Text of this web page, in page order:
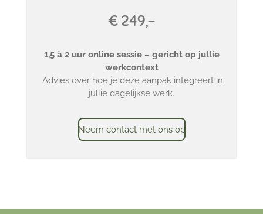
€ 249,-
1,5 à 2 uur online sessie – gericht op jullie
werkcontext
Advies over hoe je deze aanpak integreert in
jullie dagelijkse werk.
Neem contact met ons op